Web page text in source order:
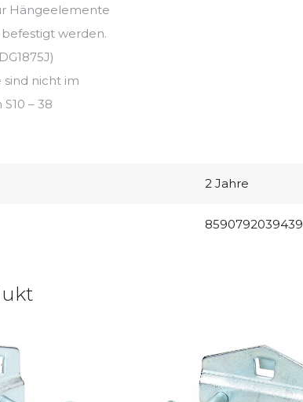
Hängeelemente
werden.
nicht im
– 38
2 Jahre
8590792039439